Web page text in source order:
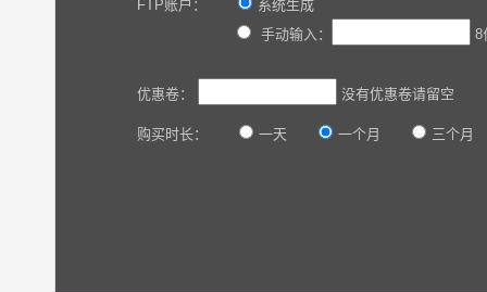
FTP账户：
系统生成
手动输入：
8
优惠卷： 没有优惠卷请留空
购买时长： 一天 一个月 三个月